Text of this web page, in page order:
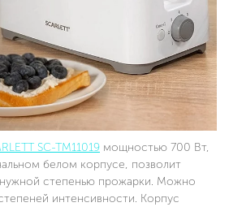
SC-TM11019 мощностью 700 Вт,
белом корпусе, позволит
нужной степенью прожарки. Можно
интенсивности. Корпус